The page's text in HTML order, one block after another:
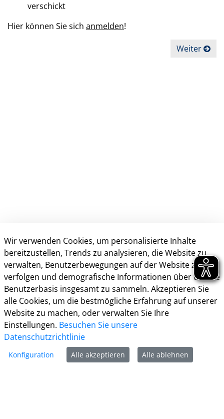
verschickt
Hier können Sie sich anmelden!
Weiter
Kontakt
Öffnungszeiten
Impressum
Datenschutz
Nutzungsbedingungen
Kontakt
Wir verwenden Cookies, um personalisierte Inhalte
bereitzustellen, Trends zu analysieren, die Website zu
verwalten, Benutzerbewegungen auf der Website zu
verfolgen und demografische Informationen über unsere
Benutzerbasis insgesamt zu sammeln. Akzeptieren Sie
alle Cookies, um die bestmögliche Erfahrung auf unserer
Website zu machen, oder verwalten Sie Ihre
Einstellungen. Besuchen Sie unsere
Datenschutzrichtlinie
Konfiguration Alle akzeptieren Alle ablehnen